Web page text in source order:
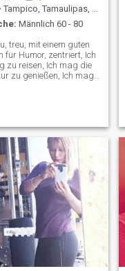
Tampico, Tamaulipas, Mexiko
Männlich 60 - 80
treu, mit einem guten
für Humor, zentriert, Ich
zu reisen, Ich mag die
zu genießen, Ich mag
und kümmern sich
Haus.